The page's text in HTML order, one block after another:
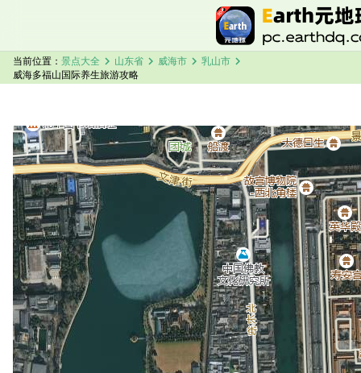
当前位置： 景点大全 chevron_right 山东省 chevron_right 威海市 chevron_right 乳山市 chevron_right
威海多福山国际养生旅游攻略
威海多福山国际养生卫星地图加载中，请稍候...